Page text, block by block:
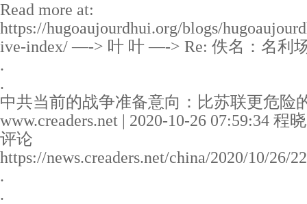
Read more at:
https://hugoaujourdhui.org/blogs/
ive-index/ —-> 叶 叶 —-> Re: 佚名：名利
.
.
中共当前的战争准备意向：比苏联更危险
www.creaders.net | 2020-10-26 07:59:34 程
评论
https://news.creaders.net/china/2020/10/26/
.
.